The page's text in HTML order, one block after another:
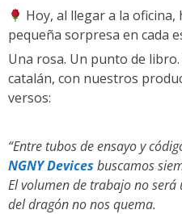
Hoy, al llegar a la
pequeña sorpresa en cada
Una rosa. Un punto de
catalán, con nuestros
versos:
“Entre tubos de ensayo y
NGNY Devices buscamos
El volumen de trabajo no
del dragón no nos quema.